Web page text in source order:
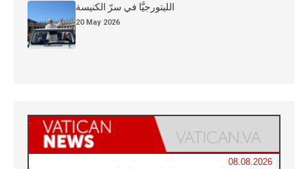
الليتورجيَّا في سرّ الكنيسة
20 May 2026
08.08.2026